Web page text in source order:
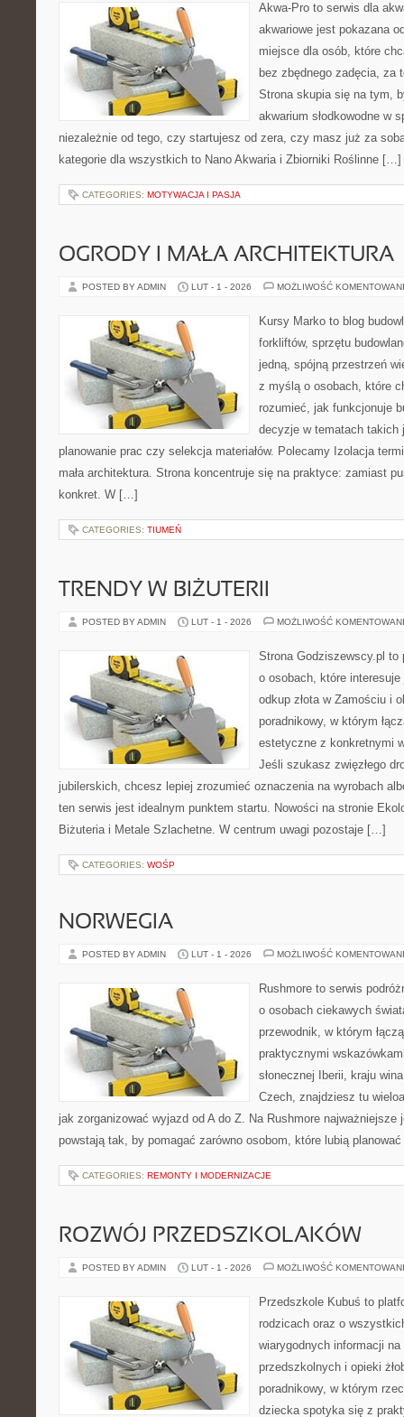
Akwa-Pro to serwis dla
akwariowe jest pokazana
miejsce dla osób, które
bez zbędnego zadęcia, za
Strona skupia się na tym,
akwarium słodkowodne w
niezależnie od tego, czy startujesz od zera, czy masz już za
kategorie dla wszystkich to Nano Akwaria i Zbiorniki Roślinne […]
CATEGORIES: MOTYWACJA I PASJA
OGRODY I MAŁA ARCHITEKTURA
POSTED BY ADMIN LUT - 1 - 2026 MOŻLIWOŚĆ
Kursy Marko to blog
forkliftów, sprzętu
jedną, spójną przestrzeń
z myślą o osobach, które
rozumieć, jak funkcjonuje
decyzje w tematach takich
planowanie prac czy selekcja materiałów. Polecamy Izolacja
mała architektura. Strona koncentruje się na praktyce: zamiast
konkret. W […]
CATEGORIES: TIUMEŃ
TRENDY W BIŻUTERII
POSTED BY ADMIN LUT - 1 - 2026 MOŻLIWOŚĆ
Strona Godziszewscy.pl to
o osobach, które
odkup złota w Zamościu i
poradnikowy, w którym
estetyczne z konkretnymi
Jeśli szukasz zwięzłego
jubilerskich, chcesz lepiej zrozumieć oznaczenia na wyrobach
ten serwis jest idealnym punktem startu. Nowości na stronie
Biżuteria i Metale Szlachetne. W centrum uwagi pozostaje […]
CATEGORIES: WOŚP
NORWEGIA
POSTED BY ADMIN LUT - 1 - 2026 MOŻLIWOŚĆ
Rushmore to serwis
o osobach ciekawych
przewodnik, w którym
praktycznymi
słonecznej Iberii, kraju
Czech, znajdziesz tu
jak zorganizować wyjazd od A do Z. Na Rushmore
powstają tak, by pomagać zarówno osobom, które lubią
CATEGORIES: REMONTY I MODERNIZACJE
ROZWÓJ PRZEDSZKOLAKÓW
POSTED BY ADMIN LUT - 1 - 2026 MOŻLIWOŚĆ
Przedszkole Kubuś to
rodzicach oraz o
wiarygodnych informacji
przedszkolnych i opieki
poradnikowy, w którym
dziecka spotyka się z